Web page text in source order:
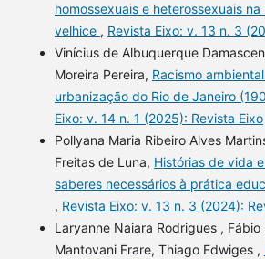
homossexuais e heterossexuais
velhice , Revista Eixo: v. 13 n. 3
Vinícius de Albuquerque
Moreira Pereira, Racismo
urbanização do Rio de Janeiro
Eixo: v. 14 n. 1 (2025): Revista Eixo
Pollyana Maria Ribeiro Alves
Freitas de Luna, Histórias de vida
saberes necessários à prática
, Revista Eixo: v. 13 n. 3 (2024):
Laryanne Naiara Rodrigues ,
Mantovani Frare, Thiago Edwiges ,